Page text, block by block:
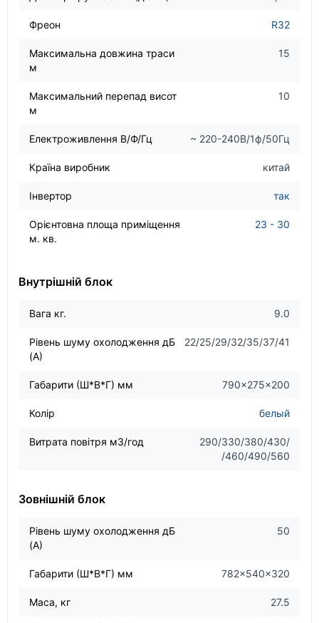
Фреон R32
Максимальна довжина траси
м
15
Максимальний перепад висот
м
10
Електроживлення В/Ф/Гц ~ 220-240В/1ф/50Гц
Країна виробник китай
Інвертор так
Орієнтовна площа приміщення
м. кв.
23 - 30
Внутрішній блок
Вага кг. 9.0
Рівень шуму охолодження дБ
(А)
22/25/29/32/35/37/41
Габарити (Ш*В*Г) мм 790×275×200
Колір белый
Витрата повітря м3/год
290/330/380/430/
/460/490/560
Зовнішній блок
Рівень шуму охолодження дБ
(А)
50
Габарити (Ш*В*Г) мм 782×540×320
Маса, кг 27.5